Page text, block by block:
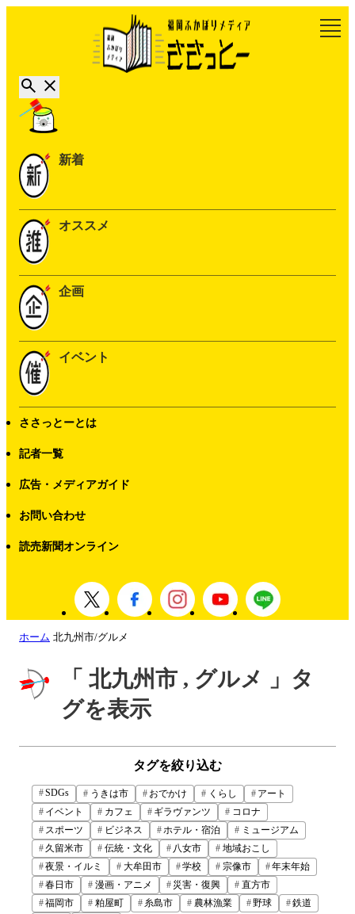
新着
オススメ
企画
イベント
ささっとーとは
記者一覧
広告・メディアガイド
お問い合わせ
読売新聞オンライン
ホーム 北九州市/グルメ
「 北九州市 , グルメ 」タ
グを表示
タグを絞り込む
SDGs うきは市 おでかけ くらし
アート
イベント
カフェ ギラヴァンツ
コロナ
スポーツ
ビジネス ホテル・宿泊
ミュージアム
久留米市
伝統・文化 八女市
地域おこし
夜景・イルミ
大牟田市 学校 宗像市
年末年始
春日市
漫画・アニメ 災害・復興
直方市
福岡市
粕屋町 糸島市 農林漁業 野球
鉄道